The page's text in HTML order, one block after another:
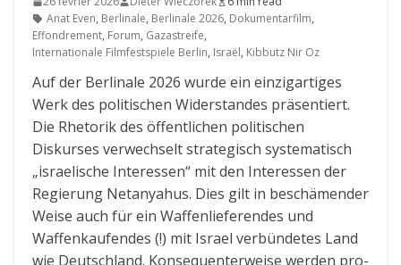
Anat Even, Berlinale, Berlinale 2026, Dokumentarfilm,
Effondrement, Forum, Gazastreife,
Internationale Filmfestspiele Berlin, Israël, Kibbutz Nir Oz
Auf der Berlinale 2026 wurde ein einzigartiges
Werk des politischen Widerstandes präsentiert.
Die Rhetorik des öffentlichen politischen
Diskurses verwechselt strategisch systematisch
„israelische Interessen“ mit den Interessen der
Regierung Netanyahus. Dies gilt in beschämender
Weise auch für ein Waffenlieferendes und
Waffenkaufendes (!) mit Israel verbündetes Land
wie Deutschland. Konsequenterweise werden pro-